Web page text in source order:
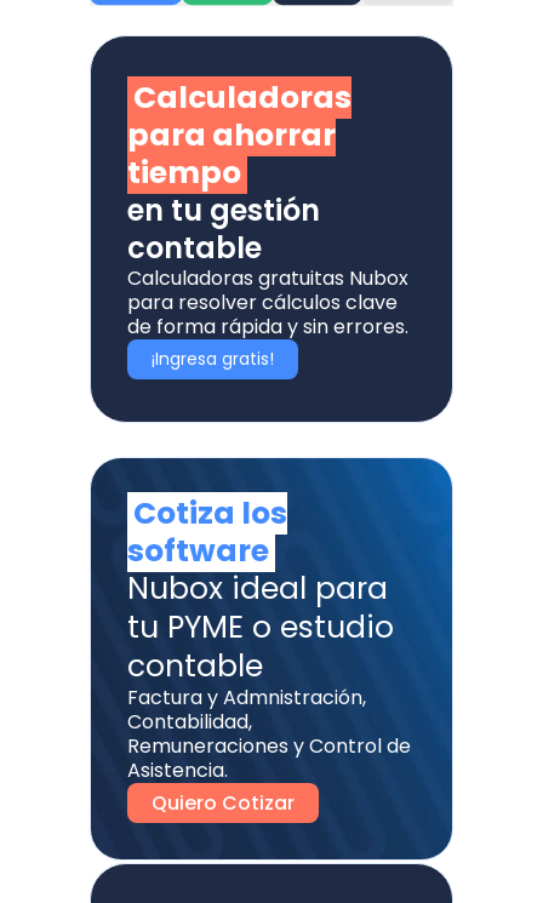
Calculadoras
para ahorrar
tiempo
en tu gestión
contable
Calculadoras gratuitas Nubox
para resolver cálculos clave
de forma rápida y sin errores.
¡Ingresa gratis!
Cotiza los
software
Nubox ideal para
tu PYME o estudio
contable
Factura y Admnistración,
Contabilidad,
Remuneraciones y Control de
Asistencia.
Quiero Cotizar